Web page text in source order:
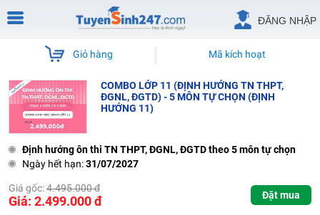
ĐĂNG NHẬP
Giỏ hàng Mã kích hoạt
COMBO LỚP 11 (ĐỊNH HƯỚNG TN THPT,
ĐGNL, ĐGTD) - 5 MÔN TỰ CHỌN (ĐỊNH
HƯỚNG 11)
Định hướng ôn thi TN THPT, ĐGNL, ĐGTD theo 5 môn tự chọn
Ngày hết hạn:31/07/2027
Giá gốc:4.495.000 đ
Giá: 2.499.000 đ Đặt mua